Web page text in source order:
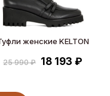
женские KELTON
25 990 ₽ 18 193 ₽